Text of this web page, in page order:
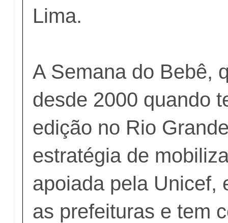
Lima.
A Semana do Bebê,
desde 2000 quando
edição no Rio
estratégia de
apoiada pela Unicef,
as prefeituras e tem